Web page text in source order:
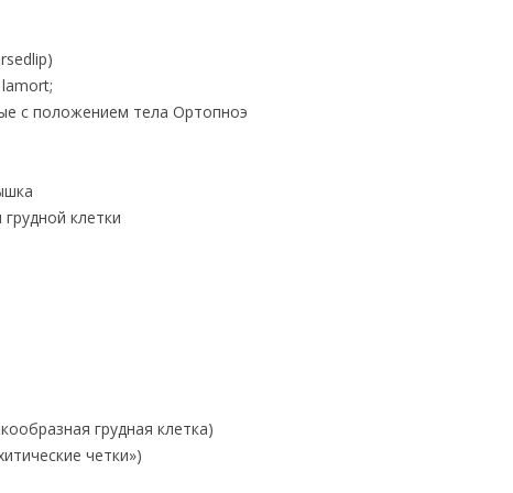
с положением тела Ортопноэ
клетки
грудная клетка)
четки»)